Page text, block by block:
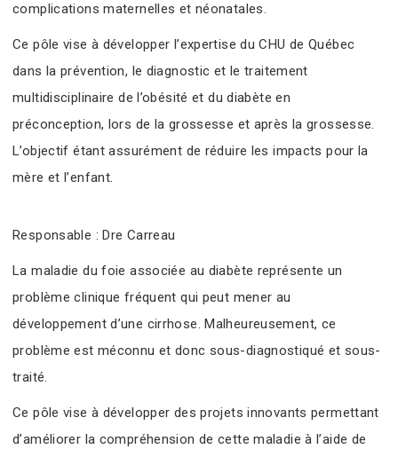
complications maternelles et néonatales.
Ce pôle vise à développer l’expertise du CHU de Québec
dans la prévention, le diagnostic et le traitement
multidisciplinaire de l’obésité et du diabète en
préconception, lors de la grossesse et après la grossesse.
L’objectif étant assurément de réduire les impacts pour la
mère et l’enfant.
Responsable : Dre Carreau
La maladie du foie associée au diabète représente un
problème clinique fréquent qui peut mener au
développement d’une cirrhose. Malheureusement, ce
problème est méconnu et donc sous-diagnostiqué et sous-
traité.
Ce pôle vise à développer des projets innovants permettant
d’améliorer la compréhension de cette maladie à l’aide de